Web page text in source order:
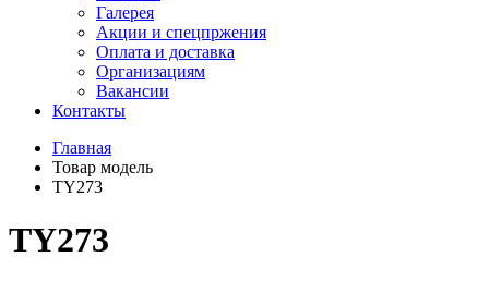
Галерея
Акции и спецпржения
Оплата и доставка
Организациям
Вакансии
Контакты
Главная
Товар модель
TY273
TY273